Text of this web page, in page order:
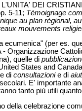
DEI
5-11; Témoignage
au plan régional,
mouvements
ecumenica" (per es.
- Organizzazione
quelle di
States and
di consultazionie di
E' importante
tanto più utili
della celebrazione